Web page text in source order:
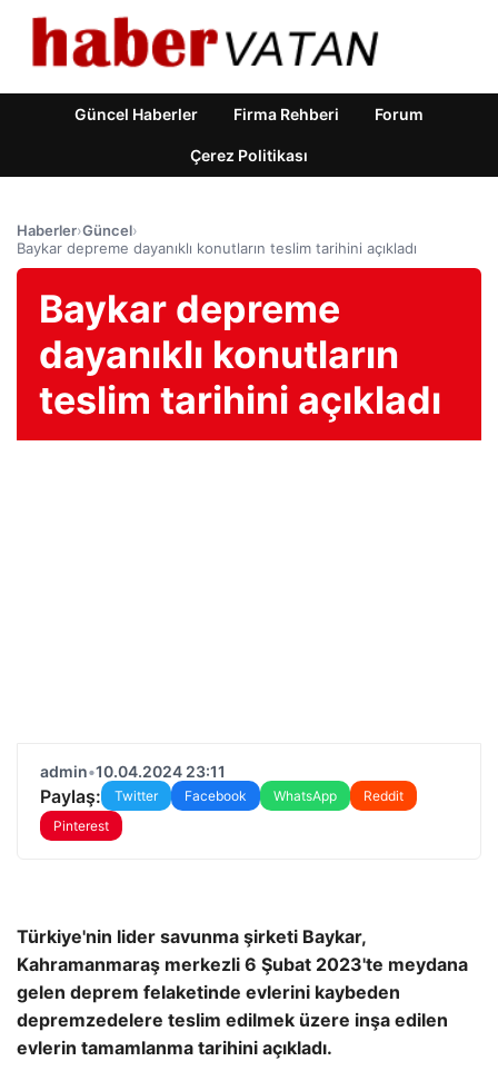
Güncel Haberler Firma Rehberi Forum
Çerez Politikası
Haberler›Güncel›
Baykar depreme dayanıklı konutların teslim tarihini açıkladı
Baykar depreme
dayanıklı konutların
teslim tarihini açıkladı
admin•10.04.2024 23:11
Paylaş: Twitter Facebook WhatsApp
Reddit
Pinterest
Türkiye'nin lider savunma şirketi Baykar,
Kahramanmaraş merkezli 6 Şubat 2023'te meydana
gelen deprem felaketinde evlerini kaybeden
depremzedelere teslim edilmek üzere inşa edilen
evlerin tamamlanma tarihini açıkladı.